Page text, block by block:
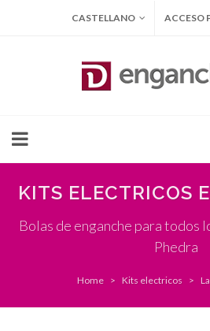
CASTELLANO ACCESO
KITS ELECTRICOS
Bolas de enganche para todos
Phedra
Home Kits electricos